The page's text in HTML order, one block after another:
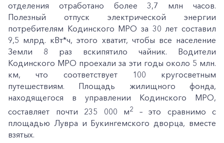
отделения отработано более 3,7 млн часов.
Полезный отпуск электрической энергии
потребителям Кодинского МРО за 30 лет составил
9,5 млрд. кВт*ч, этого хватит, чтобы все население
Земли 8 раз вскипятило чайник. Водители
Кодинского МРО проехали за эти годы около 5 млн.
км, что соответствует 100 кругосветным
путешествиям. Площадь жилищного фонда,
находящегося в управлении Кодинского МРО,
составляет почти 235 000 м2 – это сравнимо с
площадью Лувра и Букингемского дворца, вместе
взятых.